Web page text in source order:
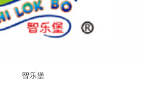
智乐堡